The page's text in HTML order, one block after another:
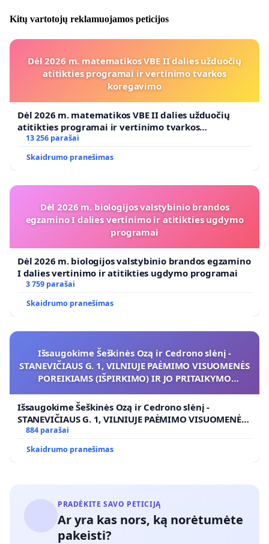
Kitų vartotojų reklamuojamos peticijos
Dėl 2026 m. matematikos VBE II dalies užduočių
atitikties programai ir vertinimo tvarkos
koregavimo
Dėl 2026 m. matematikos VBE II dalies užduočių
atitikties programai ir vertinimo tvarkos
koregavimo
13 256 parašai
Skaidrumo pranešimas
Dėl 2026 m. biologijos valstybinio brandos
egzamino I dalies vertinimo ir atitikties ugdymo
programai
Dėl 2026 m. biologijos valstybinio brandos egzamino
I dalies vertinimo ir atitikties ugdymo programai
3 759 parašai
Skaidrumo pranešimas
Išsaugokime Šeškinės Ozą ir Cedrono slėnį -
STANEVIČIAUS G. 1, VILNIUJE PAĖMIMO VISUOMENĖS
POREIKIAMS (IŠPIRKIMO) IR JO PRITAIKYMO
Išsaugokime Šeškinės Ozą ir Cedrono slėnį -
STANEVIČIAUS G. 1, VILNIUJE PAĖMIMO VISUOMENĖS
POREIKIAMS (IŠPIRKIMO) IR JO PRITAIKYMO VIEŠAJAI
ŽELDYNŲ FUNKCIJAI
884 parašai
Skaidrumo pranešimas
PRADĖKITE SAVO PETICIJĄ
Ar yra kas nors, ką norėtumėte
pakeisti?